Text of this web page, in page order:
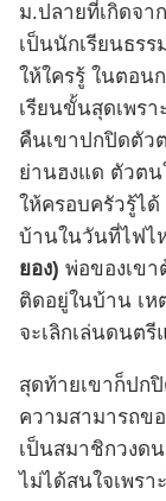
ม.ปลายที่เกิดจ
เป็นนักเรียนธร
ให้ใครรู้ ในตอน
เรียนขั้นสุดเพร
คืนเขาปกปิดตัว
ย่านฮงแด ตัวตน
ให้ครอบครัวรู้ไ
บ้านในวันที่ไฟไ
ยอง) พ่อของเขา
ติดอยู่ในบ้าน เ
จะเลิกเล่นดนต
สุดท้ายเขาก็ปก
ความสามารถข
เป็นสมาชิกวงด
ไม่ได้สนใจเพร